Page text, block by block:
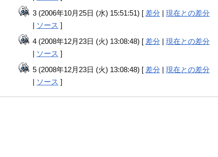
3 (2006年10月25日 (水) 15:51:51) [ 差分 |現在との差分
| ソース ]
4 (2008年12月23日 (火) 13:08:48) [ 差分 |現在との差分
| ソース ]
5 (2008年12月23日 (火) 13:08:48) [ 差分 |現在との差分
| ソース ]